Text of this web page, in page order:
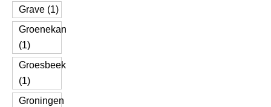
Grave (1)
Groenekan
(1)
Groesbeek
(1)
Groningen